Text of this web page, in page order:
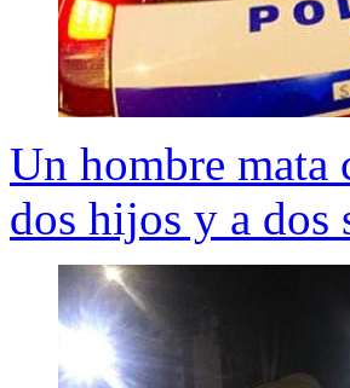
Un hombre mata
dos hijos y a dos